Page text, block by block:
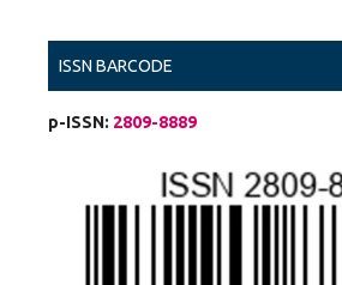
ISSN BARCODE
p-ISSN: 2809-8889